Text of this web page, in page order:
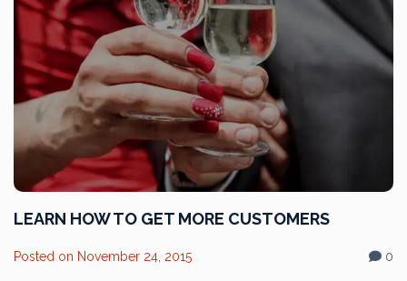
LEARN HOW TO GET MORE CUSTOMERS
Posted on November 24, 2015 0